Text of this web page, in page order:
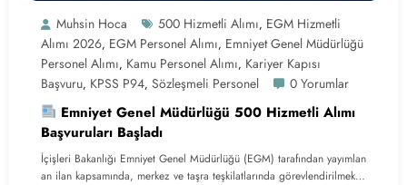
Muhsin Hoca 500 Hizmetli Alımı, EGM Hizmetli
Alımı 2026, EGM Personel Alımı, Emniyet Genel Müdürlüğü
Personel Alımı, Kamu Personel Alımı, Kariyer Kapısı
Başvuru, KPSS P94, Sözleşmeli Personel 0 Yorumlar
Emniyet Genel Müdürlüğü 500 Hizmetli Alımı
Başvuruları Başladı
İçişleri Bakanlığı Emniyet Genel Müdürlüğü (EGM) tarafından yayımlan
an ilan kapsamında, merkez ve taşra teşkilatlarında görevlendirilmek…